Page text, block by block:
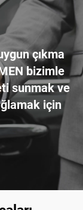
çıkma
bizimle
sunmak ve
için